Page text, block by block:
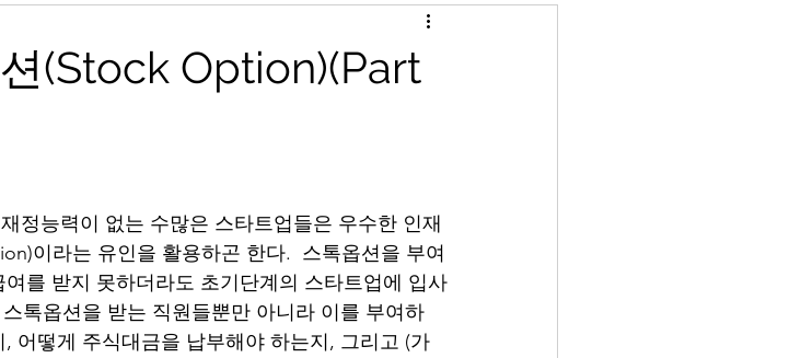
(Stock Option)(Part
정능력이 없는 수많은 스타트업들은 우수한 인재
이라는 유인을 활용하곤 한다.  스톡옵션을 부여
를 받지 못하더라도 초기단계의 스타트업에 입사
톡옵션을 받는 직원들뿐만 아니라 이를 부여하
어떻게 주식대금을 납부해야 하는지, 그리고 (가